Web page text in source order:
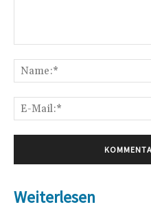
Weiterlesen